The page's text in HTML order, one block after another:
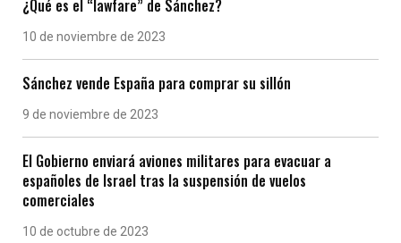
¿Qué es el “lawfare” de Sánchez?
10 de noviembre de 2023
Sánchez vende España para comprar su sillón
9 de noviembre de 2023
El Gobierno enviará aviones militares para evacuar a
españoles de Israel tras la suspensión de vuelos
comerciales
10 de octubre de 2023